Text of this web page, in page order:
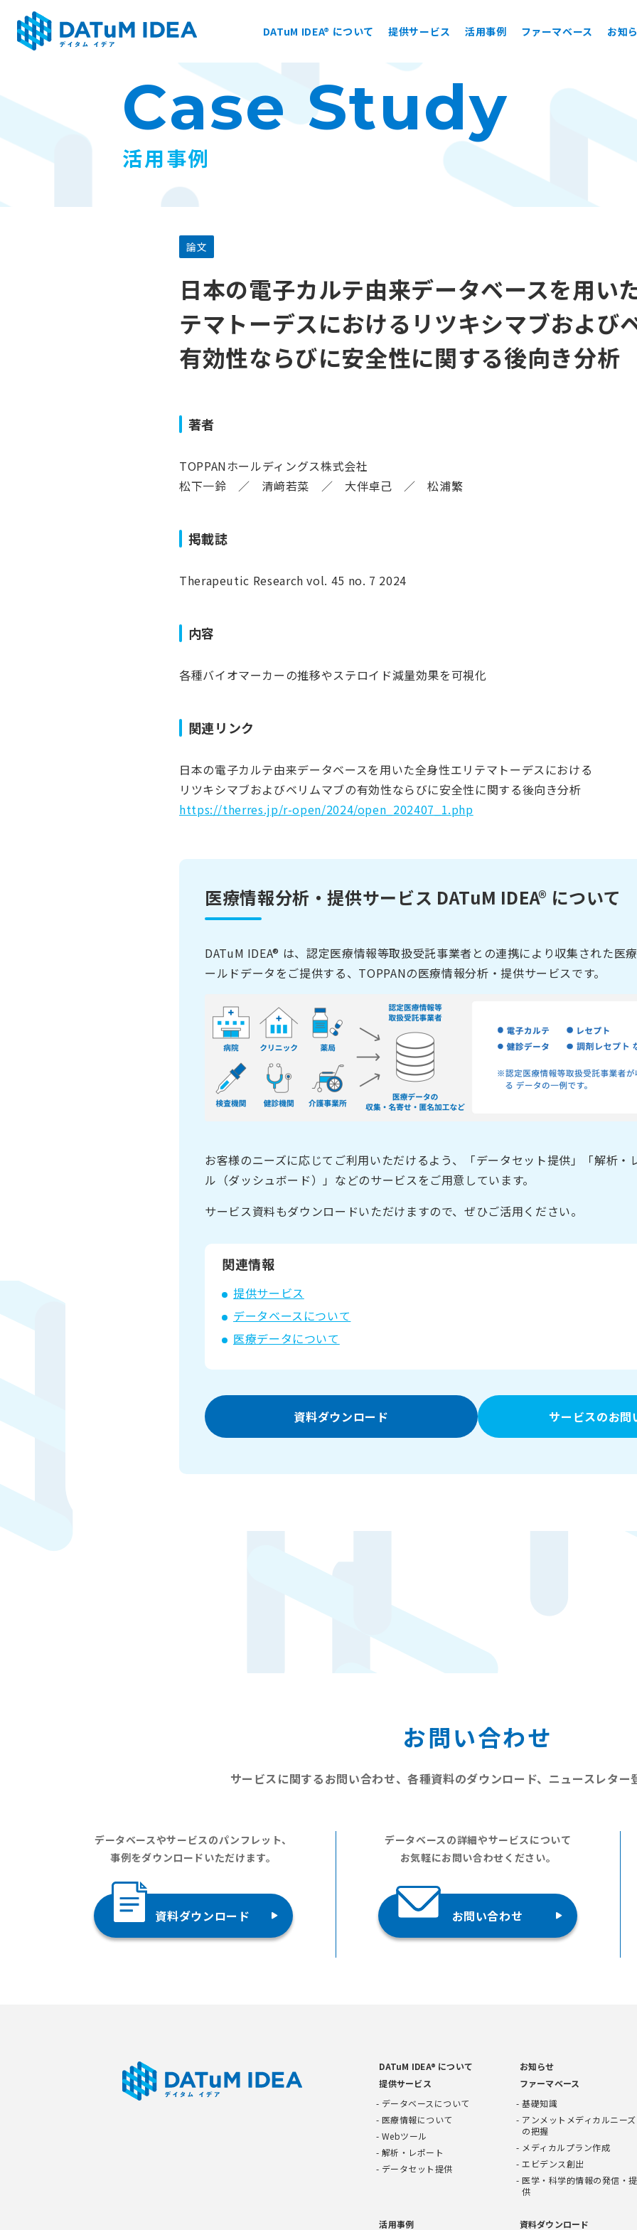
DATuM IDEA® について 提供サービス 活用事例 ファーマベース お知
DATuM IDEA® について
提供サービス Case Study
活用事例
論文
日本の電子カルテ由来データベースを用い
テマトーデスにおけるリツキシマブおよび
有効性ならびに安全性に関する後向き分析
著者
TOPPANホールディングス株式会社
松下一鈴 ／ 清﨑若菜 ／ 大伴卓己 ／ 松浦繁
掲載誌
Therapeutic Research vol. 45 no. 7 2024
内容
各種バイオマーカーの推移やステロイド減量効果を可視化
関連リンク
日本の電子カルテ由来データベースを用いた全身性エリテマトーデスにおける
リツキシマブおよびベリムマブの有効性ならびに安全性に関する後向き分析
https://therres.jp/r-open/2024/open_202407_1.php
医療情報分析・提供サービス DATuM IDEA® について
DATuM IDEA® は、認定医療情報等取扱受託事業者との連携により収集された医
ールドデータをご提供する、TOPPANの医療情報分析・提供サービスです。
お客様のニーズに応じてご利用いただけるよう、「データセット提供」「解析・
ル（ダッシュボード）」などのサービスをご用意しています。
サービス資料もダウンロードいただけますので、ぜひご活用ください。
関連情報
提供サービス
データベースについて
医療データについて
資料ダウンロード サービスのお問
お問い合わせ
サービスに関するお問い合わせ、各種資料のダウンロード、 ニュースレター
データベースやサービスのパンフレット、
事例をダウンロードいただけます。
資料ダウンロード
データベースの詳細やサービスについて
お気軽にお問い合わせください。
お問い合わせ
DATuM IDEA® について
お知らせ
提供サービス
データベースについて
医療情報について
Webツール
解析・レポート
データセット提供
ファーマベース
基礎知識
アンメットメディカルニーズ
の把握
メディカルプラン作成
エビデンス創出
医学・科学的情報の発信・提
供
活用事例 資料ダウンロード